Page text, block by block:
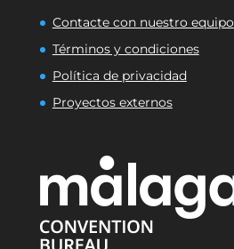
Contacte con nuestro equipo
Términos y condiciones
Política de privacidad
Proyectos externos